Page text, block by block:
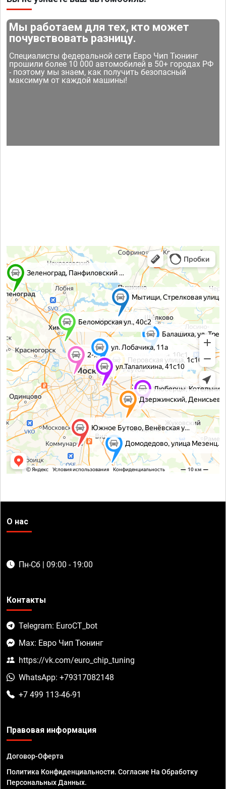
Мы работаем для тех, кто может
почувствовать разницу.
Специалисты федеральной сети Евро Чип Тюнинг
прошили более 10 000 автомобилей в 50+ городах РФ
- поэтому мы знаем, как получить безопасный
максимум от каждой машины!
О нас
Пн-Сб | 09:00 - 19:00
Контакты
Telegram: EuroCT_bot
Max: Евро Чип Тюнинг
https://vk.com/euro_chip_tuning
WhatsApp: +79317082148
+7 499 113-46-91
Правовая информация
Договор-Оферта
Политика Конфиденциальности. Согласие На Обработку
Персональных Данных.